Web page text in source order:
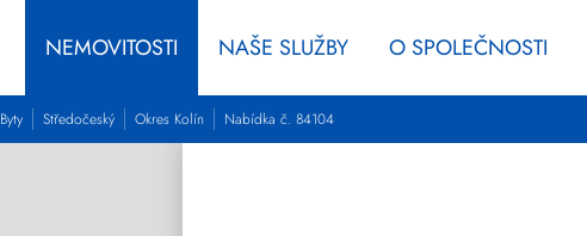
NEMOVITOSTI NAŠE SLUŽBY O SPOLEČNOSTI
Byty Středočeský Okres Kolín Nabídka č. 84104